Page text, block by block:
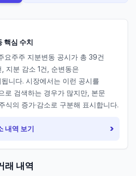
핵심 수치
요주주 지분변동 공시가 총 39건
, 지분 감소 1건, 순변동은
됩니다. 시장에서는 이런 공시를
로 검색하는 경우가 많지만, 본문
식의 증가·감소로 구분해 표시합니다.
내역 보기 ›
래 내역